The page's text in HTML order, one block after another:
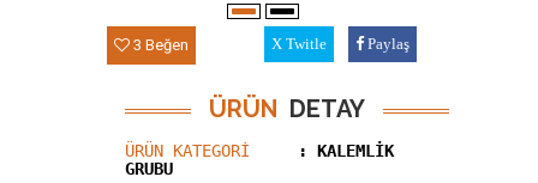
3 Beğen Paylaş
Twitle
ÜRÜN DETAY
ÜRÜN KATEGORİ
: KALEMLİK
GRUBU